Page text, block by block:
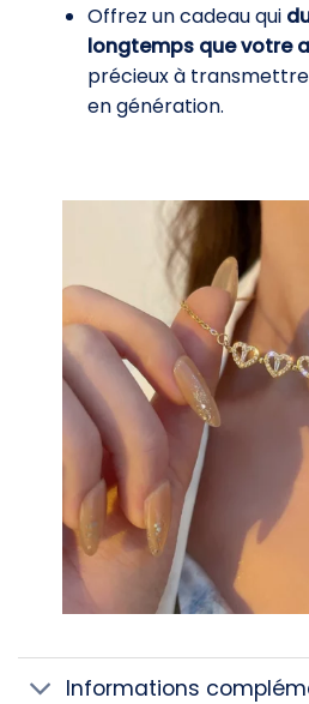
Offrez un cadeau qui
longtemps que votre
précieux à
en génération.
Informations